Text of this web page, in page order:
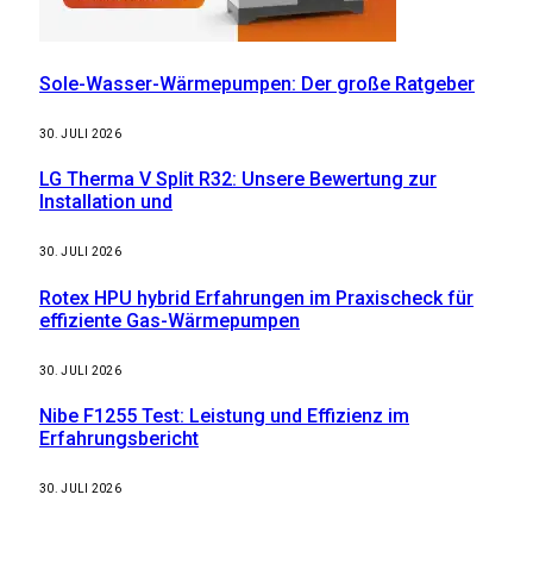
Sole-Wasser-Wärmepumpen: Der große Ratgeber
30. JULI 2026
LG Therma V Split R32: Unsere Bewertung zur
Installation und
30. JULI 2026
Rotex HPU hybrid Erfahrungen im Praxischeck für
effiziente Gas-Wärmepumpen
30. JULI 2026
Nibe F1255 Test: Leistung und Effizienz im
Erfahrungsbericht
30. JULI 2026